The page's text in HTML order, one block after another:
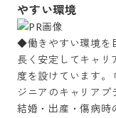
やすい環境
◆働きやすい環境を
長く安定してキャリ
度を設けています。
ジニアのキャリアプ
結婚・出産・傷病時